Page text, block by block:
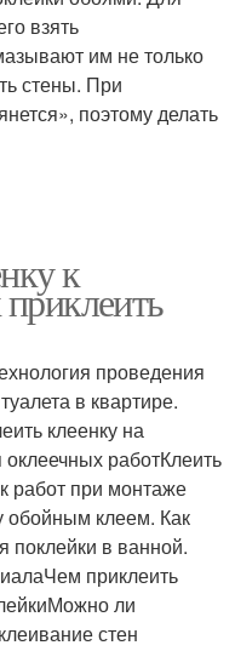
взять
им не только
стены. При
поэтому делать
к
проведения
в квартире.
клеенку на
работКлеить
работ при монтаже
обойным клеем. Как
поклейки в ванной.
приклеить
ли
стен